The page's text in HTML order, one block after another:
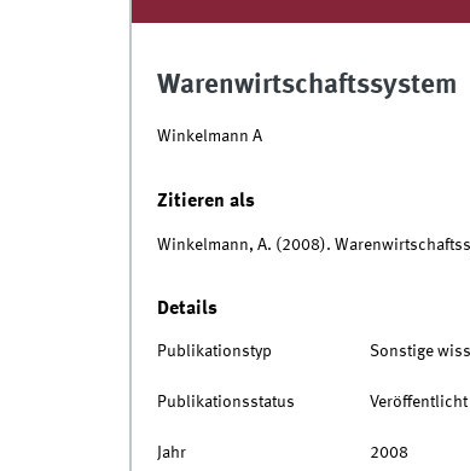
Warenwirtschaftssystem
Winkelmann A
Zitieren als
Winkelmann, A. (2008).
Details
Publikationstyp Sonstige
Publikationsstatus Veröffentlicht
Jahr 2008